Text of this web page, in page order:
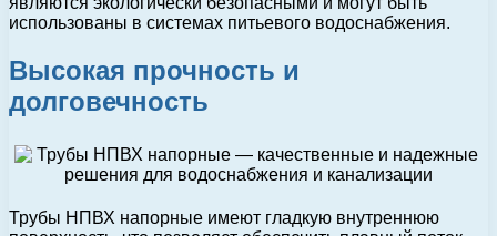
использованы в системах питьевого водоснабжения.
Высокая прочность и
долговечность
Трубы НПВХ напорные имеют гладкую внутреннюю